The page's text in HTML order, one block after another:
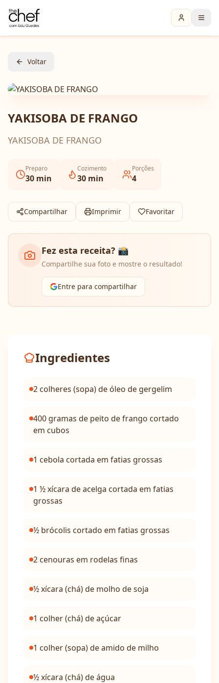
Voltar
YAKISOBA DE FRANGO
YAKISOBA DE FRANGO
Preparo
30 min
Cozimento
30 min
Porções
4
Compartilhar Imprimir Favoritar
Fez esta receita? 📸
Compartilhe sua foto e mostre o resultado!
Entre para compartilhar
Ingredientes
2 colheres (sopa) de óleo de gergelim
400 gramas de peito de frango cortado
em cubos
1 cebola cortada em fatias grossas
1 ½ xícara de acelga cortada em fatias
grossas
½ brócolis cortado em fatias grossas
2 cenouras em rodelas finas
½ xícara (chá) de molho de soja
1 colher (chá) de açúcar
1 colher (sopa) de amido de milho
½ xícara (chá) de água